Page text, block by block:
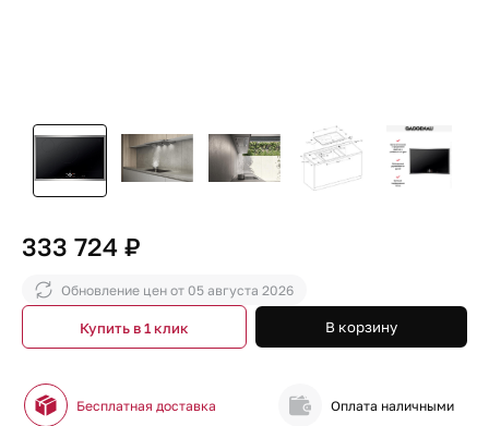
333 724 ₽
Обновление цен от 05 августа 2026
В корзину
Купить в 1 клик
Бесплатная доставка Оплата наличными